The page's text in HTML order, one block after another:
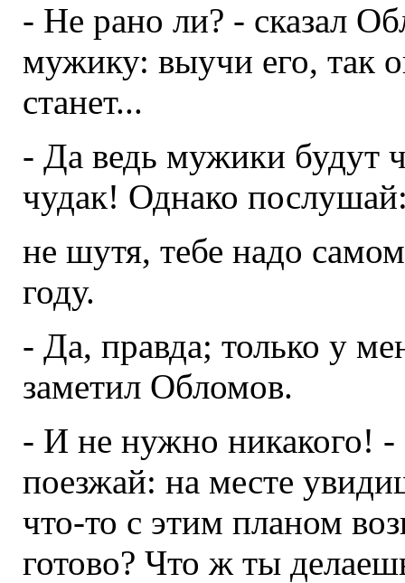
- Не рано ли? - сказал
мужику: выучи его, так
станет...
- Да ведь мужики будут
чудак! Однако
не шутя, тебе надо
году.
- Да, правда; только у
заметил Обломов.
- И не нужно никакого! -
поезжай: на месте
что-то с этим планом
готово? Что ж ты